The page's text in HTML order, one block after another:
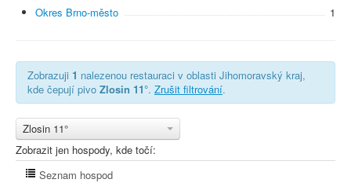
Okres Brno-město 1
Zobrazuji 1 nalezenou restauraci v oblasti Jihomoravský kraj,
kde čepují pivo Zlosin 11°. Zrušit filtrování.
Zlosin 11°
Zobrazit jen hospody, kde točí:
Seznam hospod